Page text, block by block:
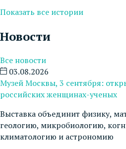
Показать все истории
Новости
Все новости
03.08.2026
Музей Москвы, 3 сентября:
российских женщинах-ученых
Выставка объединит физику,
геологию, микробиологию,
климатологию и астрономию